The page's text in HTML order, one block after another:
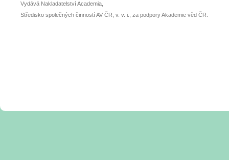
Vydává Nakladatelství Academia,
Středisko společných činností AV ČR, v. v. i., za podpory Akademie věd ČR.